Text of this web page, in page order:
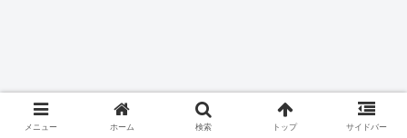
メニュー ホーム 検索 トップ サイドバー